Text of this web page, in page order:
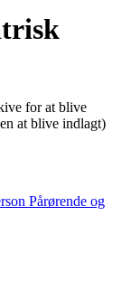
for at blive
at blive indlagt)
Pårørende og